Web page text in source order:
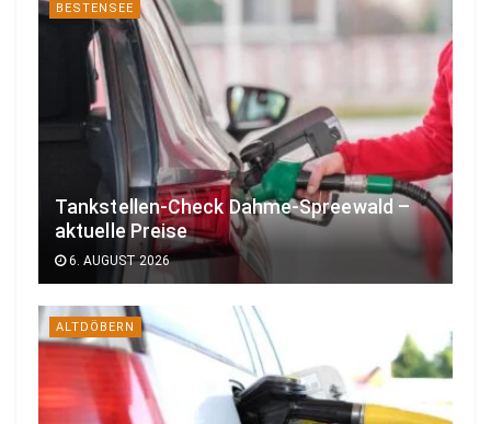
BESTENSEE
Tankstellen-Check Dahme-Spreewald –
aktuelle Preise
6. AUGUST 2026
ALTDÖBERN